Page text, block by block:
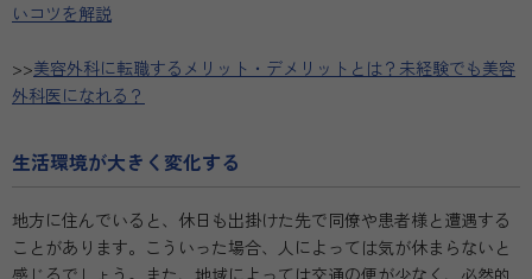
いコツを解説
>>美容外科に転職するメリット・デメリットとは？未経験でも美容
外科医になれる？
生活環境が大きく変化する
地方に住んでいると、休日も出掛けた先で同僚や患者様と遭遇する
ことがあります。こういった場合、人によっては気が休まらないと
感じるでしょう。また、地域によっては交通の便が少なく、必然的